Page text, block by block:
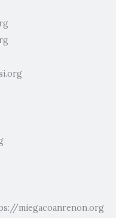
miegacoanrenon.org